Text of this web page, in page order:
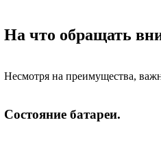
На что обращать
Несмотря на преимущества,
Состояние батареи.